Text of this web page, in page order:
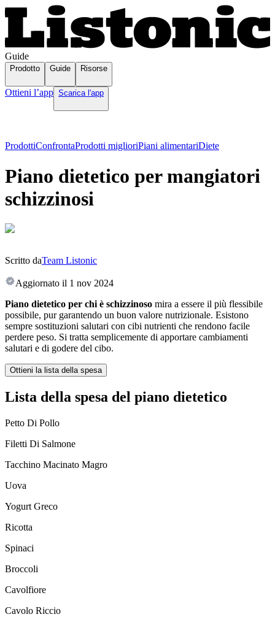
Guide
Prodotto Guide Risorse
Ottieni l’app Scarica l'app
ProdottiConfrontaProdotti miglioriPiani alimentariDiete
Piano dietetico per mangiatori
schizzinosi
Scritto daTeam Listonic
Aggiornato il 1 nov 2024
Piano dietetico per chi è schizzinoso mira a essere il più flessibile
possibile, pur garantendo un buon valore nutrizionale. Esistono
sempre sostituzioni salutari con cibi nutrienti che rendono facile
perdere peso. Si tratta semplicemente di apportare cambiamenti
salutari e di godere del cibo.
Ottieni la lista della spesa
Lista della spesa del piano dietetico
Petto Di Pollo
Filetti Di Salmone
Tacchino Macinato Magro
Uova
Yogurt Greco
Ricotta
Spinaci
Broccoli
Cavolfiore
Cavolo Riccio